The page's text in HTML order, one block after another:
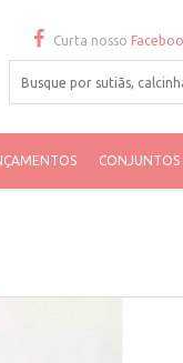
Curta nosso
CONJUNTOS